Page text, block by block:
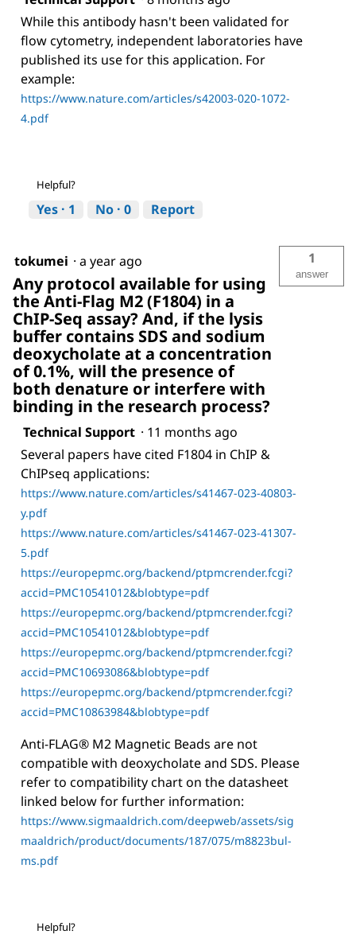
While this antibody hasn't been validated for
flow cytometry, independent laboratories have
published its use for this application. For
example:
https://www.nature.com/articles/s42003-020-1072-
4.pdf
Helpful?
Yes · 1 No · 0 Report
tokumei · a year ago
Any protocol available for using
the Anti-Flag M2 (F1804) in a
ChIP-Seq assay? And, if the lysis
buffer contains SDS and sodium
deoxycholate at a concentration
of 0.1%, will the presence of
both denature or interfere with
binding in the research process?
1
answer
Technical Support · 11 months ago
Several papers have cited F1804 in ChIP &
ChIPseq applications:
https://www.nature.com/articles/s41467-023-40803-
y.pdf
https://www.nature.com/articles/s41467-023-41307-
5.pdf
https://europepmc.org/backend/ptpmcrender.fcgi?
accid=PMC10541012&blobtype=pdf
https://europepmc.org/backend/ptpmcrender.fcgi?
accid=PMC10541012&blobtype=pdf
https://europepmc.org/backend/ptpmcrender.fcgi?
accid=PMC10693086&blobtype=pdf
https://europepmc.org/backend/ptpmcrender.fcgi?
accid=PMC10863984&blobtype=pdf
Anti-FLAG® M2 Magnetic Beads are not
compatible with deoxycholate and SDS. Please
refer to compatibility chart on the datasheet
linked below for further information:
https://www.sigmaaldrich.com/deepweb/assets/sig
maaldrich/product/documents/187/075/m8823bul-
ms.pdf
Helpful?